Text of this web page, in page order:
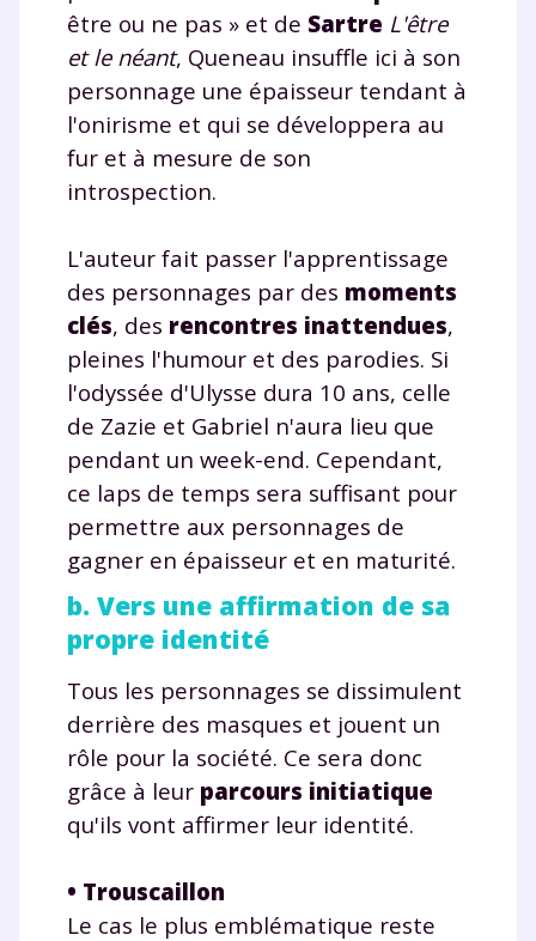
être ou ne pas » et de Sartre L'être
et le néant, Queneau insuffle ici à son
personnage une épaisseur tendant à
l'onirisme et qui se développera au
fur et à mesure de son
introspection.
L'auteur fait passer l'apprentissage
des personnages par des moments
clés, des rencontres inattendues,
pleines l'humour et des parodies. Si
l'odyssée d'Ulysse dura 10 ans, celle
de Zazie et Gabriel n'aura lieu que
pendant un week-end. Cependant,
ce laps de temps sera suffisant pour
permettre aux personnages de
gagner en épaisseur et en maturité.
b. Vers une affirmation de sa
propre identité
Tous les personnages se dissimulent
derrière des masques et jouent un
rôle pour la société. Ce sera donc
grâce à leur parcours initiatique
qu'ils vont affirmer leur identité.
• Trouscaillon
Le cas le plus emblématique reste